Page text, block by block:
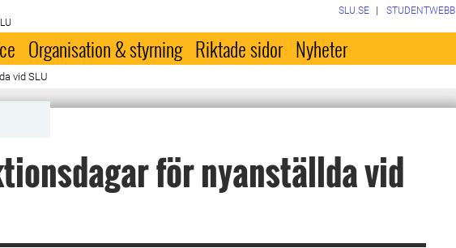
SLU.SE STUDENTWEBB
Organisation & styrning Riktade sidor Nyheter
vid SLU
för nyanställda vid